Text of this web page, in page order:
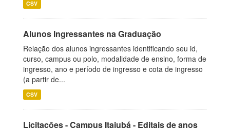
CSV
Alunos Ingressantes na Graduação
Relação dos alunos ingressantes identificando seu id,
curso, campus ou polo, modalidade de ensino, forma de
ingresso, ano e período de ingresso e cota de ingresso
(a partir de...
CSV
Licitações - Campus Itajubá - Editais de anos